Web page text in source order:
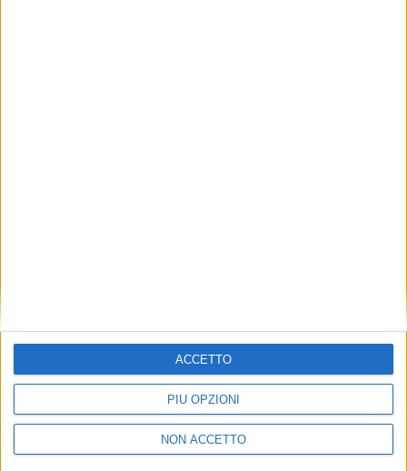
PIÙ OPZIONI
NON ACCETTO
ACCETTO